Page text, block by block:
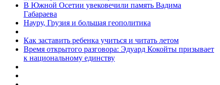
В Южной Осетии увековечили память Вадима
Габараева
Науру, Грузия и большая геополитика
Как заставить ребенка учиться и читать летом
Время открытого разговора: Эдуард Кокойты призывает
к национальному единству